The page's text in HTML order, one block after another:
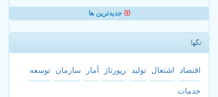
جدیدترین ها
تگها
اقتصاد اشتغال تولید رپورتاژ آمار سازمان توسعه
خدمات